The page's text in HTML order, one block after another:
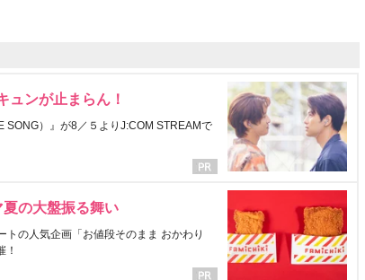
ュンが止まらん！
SONG）』が8／５よりJ:COM STREAMで
の大盤振る舞い
の人気企画「お値段そのまま おかわり
！